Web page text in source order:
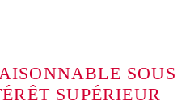
SOUS
SUPÉRIEUR